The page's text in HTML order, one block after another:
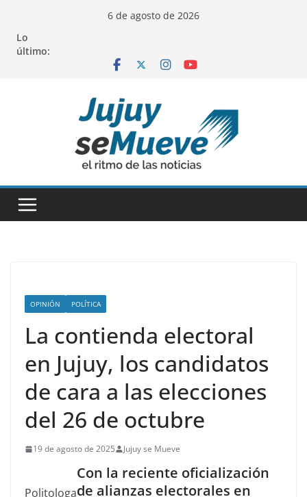
contenido
6 de agosto de 2026
Lo
último:
OPINIÓN POLÍTICA
La contienda electoral
en Jujuy, los candidatos
de cara a las elecciones
del 26 de octubre
19 de agosto de 2025 Jujuy se Mueve
Politologa
Con la reciente oficialización
de alianzas electorales en